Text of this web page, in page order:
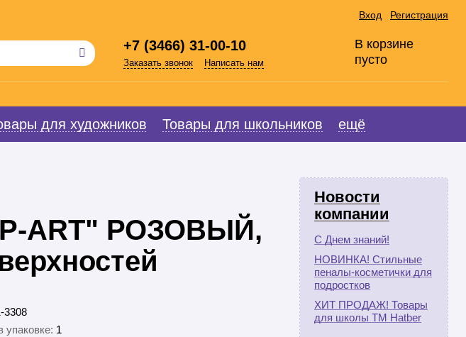
Вход Регистрация
+7 (3466) 31-00-10
Заказать звонок Написать нам
В корзине
пусто
для художников Товары для школьников ещё
Новости
компании
С Днем знаний!
НОВИНКА! Стильные
пеналы-косметички для
подростков
ХИТ ПРОДАЖ! Товары
для школы ТМ Hatber
ART" РОЗОВЫЙ,
3308
упаковке: 1